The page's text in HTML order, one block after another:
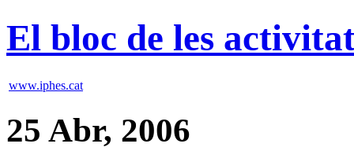
El bloc de les
www.iphes.cat
25 Abr, 2006